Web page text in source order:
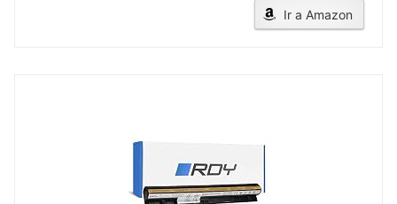
Ir a Amazon